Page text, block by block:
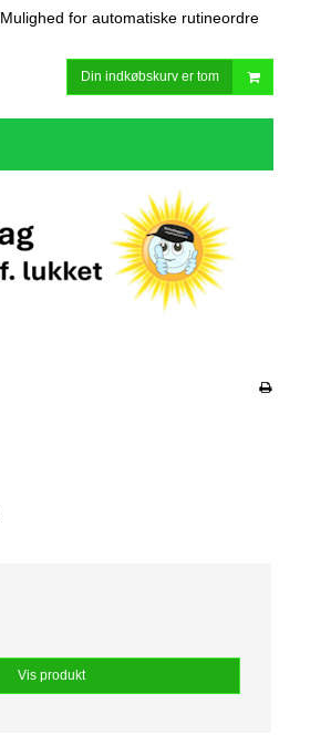
Mulighed for automatiske rutineordre
Din indkøbskurv er tom
Vis produkt